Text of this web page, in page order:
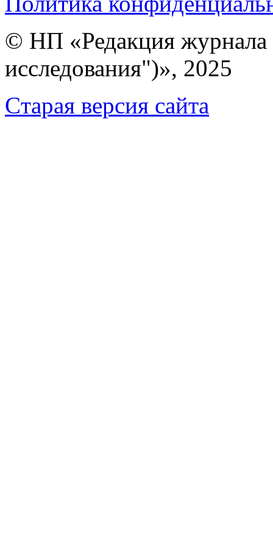
© НП «Редакция
исследования")», 2025
Cтарая версия сайта